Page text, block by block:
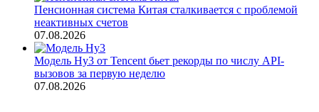
Пенсионная система Китая сталкивается с проблемой
неактивных счетов
07.08.2026
Модель Hy3 от Tencent бьет рекорды по числу API-
вызовов за первую неделю
07.08.2026